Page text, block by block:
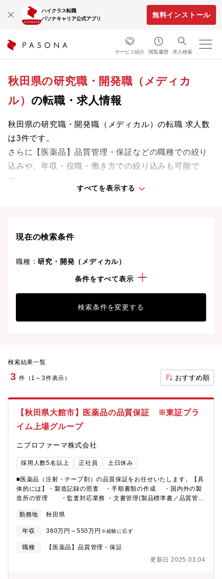
ハイクラス転職
パソナキャリア公式アプリ
無料インストール
サービス紹介 閲覧履歴 求人検索
秋田県の研究職・開発職（メディカ
ル） の転職・求人情報
秋田県の研究職・開発職（メディカル）の転職 求人数
は3件です。
さらに【医薬品】品質管理・保証などの職種での絞り
込みや、年収・役職・働き方での絞り込みも可能で
す。
専門知識やスキルを最大限に発揮しながら、あなたの
ことも可能です。
すべてを表示する
現在の検索条件
職種：研究・開発（メディカル）
条件をすべて表示
検索条件を変更する
検索結果一覧
3 件（1～3件表示） おすすめ順
【秋田県大館市】医薬品の品質保証 ※東証プラ
イム上場グループ
ニプロファーマ株式会社
採用人数5名以上 正社員 土日休み
■医薬品（注射・テープ剤）の品質保証をお任せいたします。【具
体的には】・製造記録の照査 ・手順書類の作成 ・国内外の製
造所の管理 ・監査対応業務 ・文書管理(製品標準書／品質管理
務を見ながら、仕事の流れを覚えていただきます。慣れてきた
ら、担当業務をお任せしていきます。同じラインのスタッフとチ
ームワークを大切に仕事を進めていきます。■チーム／組織構成■
現在15ラインが稼働しており、大館工場では1,100名が活躍して
る職場です。■キャリアパス■工場内でのキャリア形成はじめ、本
勤務地 秋田県
年収 380万円～550万円 ※経験に応ず
職種
【医薬品】品質管理・保証
更新日 2025.03.04